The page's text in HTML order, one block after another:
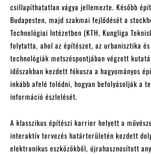
csillapíthatatlan vágya jellemezte. Később
Budapesten, majd szakmai fejlődését a
Technológiai Intézetben (KTH, Kungliga
folytatta, ahol az építészet, az urbanisztika
technológiák metszéspontjában végzett
időszakban kezdett fókusza a hagyományos
inkább afelé tolódni, hogyan befolyásolják a
információ észlelését.
A klasszikus építészi karrier helyett a
interaktív tervezés határterületén kezdett
elektronikus eszközökből, újrahasznosított